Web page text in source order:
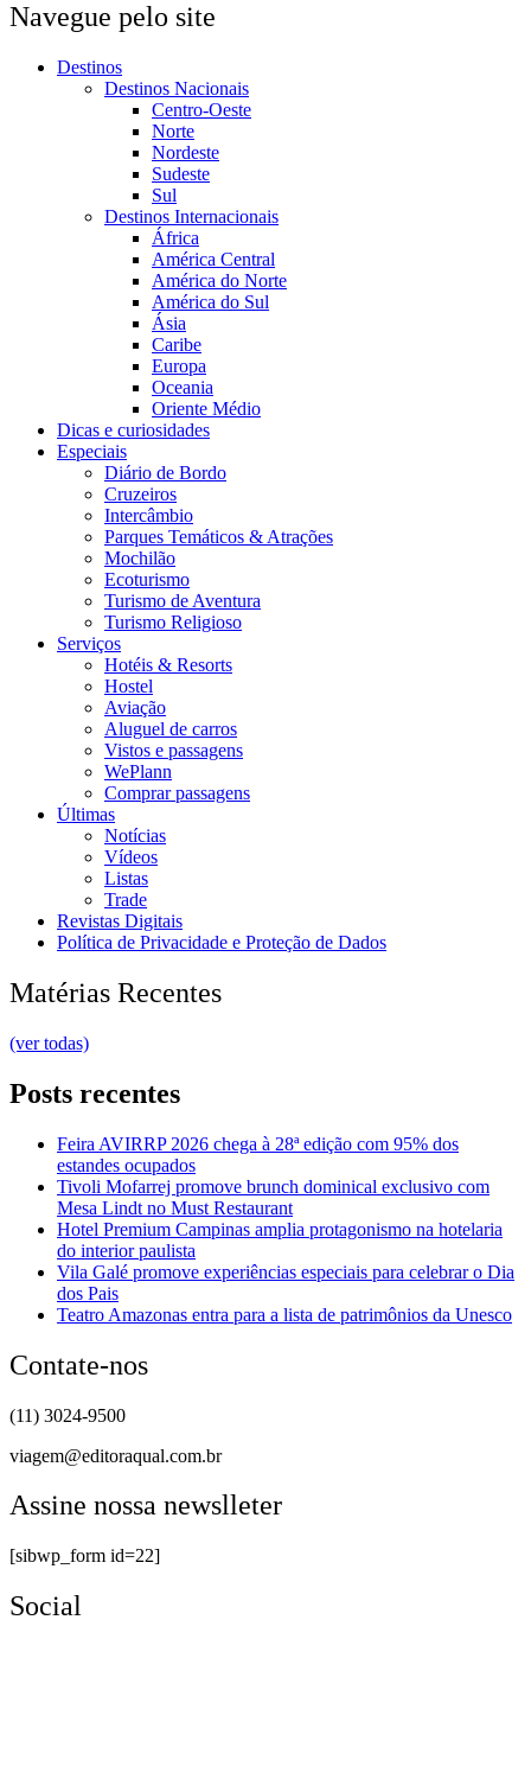
Navegue pelo site
Destinos
Destinos Nacionais
Centro-Oeste
Norte
Nordeste
Sudeste
Sul
Destinos Internacionais
África
América Central
América do Norte
América do Sul
Ásia
Caribe
Europa
Oceania
Oriente Médio
Dicas e curiosidades
Especiais
Diário de Bordo
Cruzeiros
Intercâmbio
Parques Temáticos & Atrações
Mochilão
Ecoturismo
Turismo de Aventura
Turismo Religioso
Serviços
Hotéis & Resorts
Hostel
Aviação
Aluguel de carros
Vistos e passagens
WePlann
Comprar passagens
Últimas
Notícias
Vídeos
Listas
Trade
Revistas Digitais
Política de Privacidade e Proteção de Dados
Matérias Recentes
(ver todas)
Posts recentes
Feira AVIRRP 2026 chega à 28ª edição com 95% dos
estandes ocupados
Tivoli Mofarrej promove brunch dominical exclusivo com
Mesa Lindt no Must Restaurant
Hotel Premium Campinas amplia protagonismo na hotelaria
do interior paulista
Vila Galé promove experiências especiais para celebrar o Dia
dos Pais
Teatro Amazonas entra para a lista de patrimônios da Unesco
Contate-nos
(11) 3024-9500
viagem@editoraqual.com.br
Assine nossa newslleter
[sibwp_form id=22]
Social